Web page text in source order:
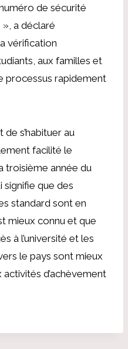
de sécurité
a déclaré
vérification
aux familles et
processus rapidement
s’habituer au
facilité le
troisième année du
signifie que des
standard sont en
mieux connu et que
à l’université et les
le pays sont mieux
d’achèvement